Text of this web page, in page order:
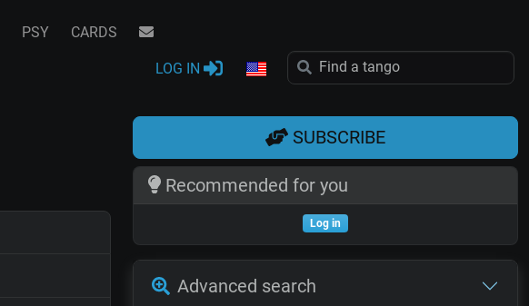
PSY CARDS
LOG IN
SUBSCRIBE
Recommended for you
Log in
Advanced search